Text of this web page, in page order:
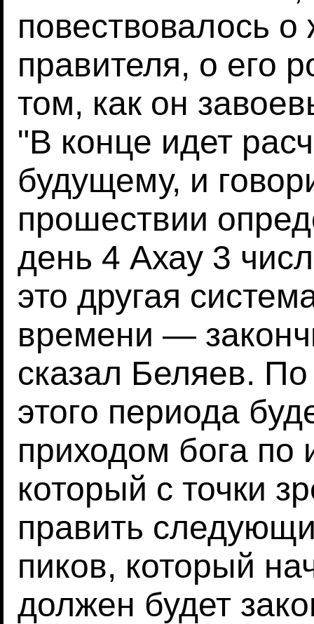
повествовалось о
правителя, о его
том, как он
"В конце идет
будущему, и
прошествии
день 4 Ахау 3
это другая
времени —
сказал Беляев.
этого периода
приходом бога
который с точки
править
пиков, который
должен будет